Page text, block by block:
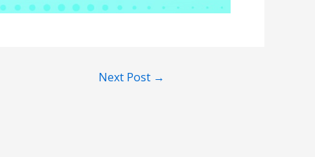
Next Post →